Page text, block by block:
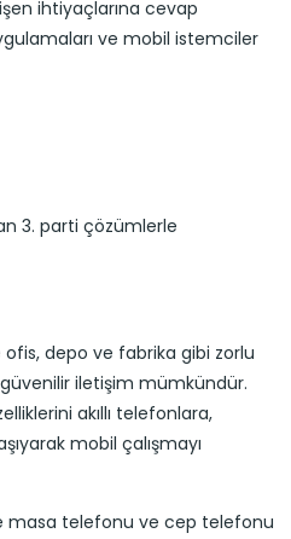
ihtiyaçlarına cevap
ve mobil istemciler
3. parti çözümlerle
ofis, depo ve fabrika gibi zorlu
iletişim mümkündür.
akıllı telefonlara,
mobil çalışmayı
masa telefonu ve cep telefonu